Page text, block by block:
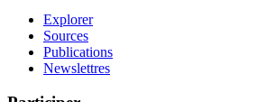
Explorer
Sources
Publications
Newslettres